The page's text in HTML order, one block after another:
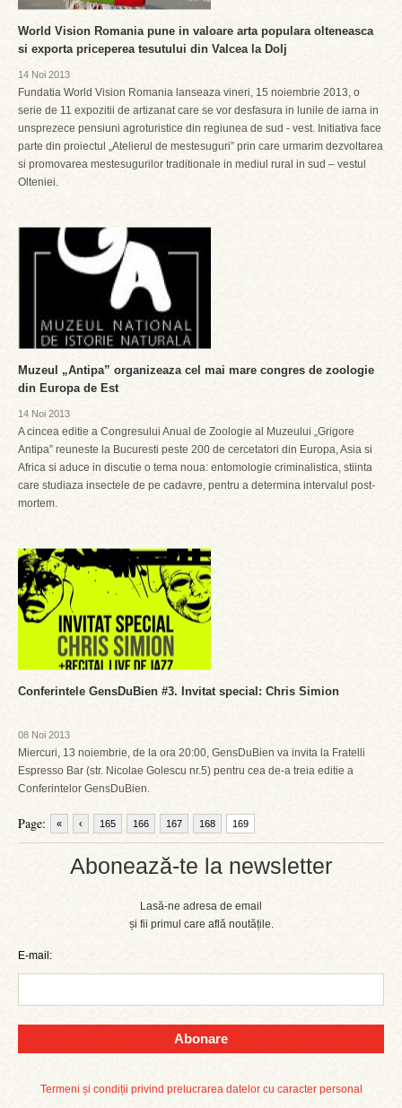
Abonează-te la newsletter
Lasă-ne adresa de email
și fii primul care află noutățile.
E-mail:
Abonare
Termeni și condiții privind prelucrarea datelor cu caracter personal
World Vision Romania pune in valoare arta populara olteneasca
si exporta priceperea tesutului din Valcea la Dolj
14 Noi 2013
Fundatia World Vision Romania lanseaza vineri, 15 noiembrie 2013, o
serie de 11 expozitii de artizanat care se vor desfasura in lunile de iarna in
unsprezece pensiuni agroturistice din regiunea de sud - vest. Initiativa face
parte din proiectul „Atelierul de mestesuguri” prin care urmarim dezvoltarea
si promovarea mestesugurilor traditionale in mediul rural in sud – vestul
Olteniei.
Muzeul „Antipa” organizeaza cel mai mare congres de zoologie
din Europa de Est
14 Noi 2013
A cincea editie a Congresului Anual de Zoologie al Muzeului „Grigore
Antipa” reuneste la Bucuresti peste 200 de cercetatori din Europa, Asia si
Africa si aduce in discutie o tema noua: entomologie criminalistica, stiinta
care studiaza insectele de pe cadavre, pentru a determina intervalul post-
mortem.
Conferintele GensDuBien #3. Invitat special: Chris Simion
08 Noi 2013
Miercuri, 13 noiembrie, de la ora 20:00, GensDuBien va invita la Fratelli
Espresso Bar (str. Nicolae Golescu nr.5) pentru cea de-a treia editie a
Conferintelor GensDuBien.
Page: « ‹ 165 166 167 168 169